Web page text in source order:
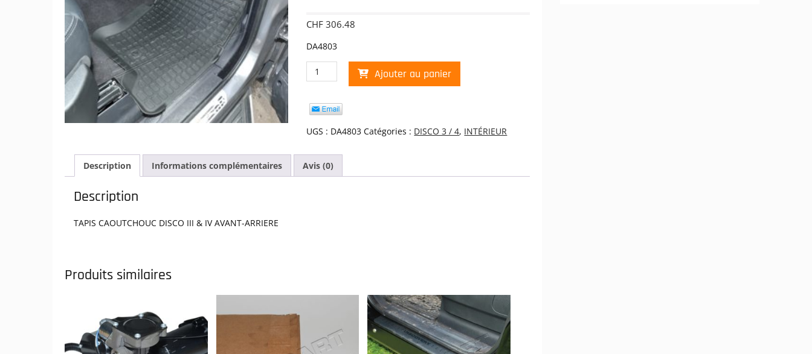
CHF 306.48
DA4803
quantité
de
CAOUTCHOUC
DISCO
III,
AVANT-
ARRIERE
Ajouter au panier
UGS : DA4803 Catégories : DISCO 3 / 4, INTÉRIEUR
Description Informations complémentaires Avis (0)
Description
TAPIS CAOUTCHOUC DISCO III & IV AVANT-ARRIERE
Produits similaires